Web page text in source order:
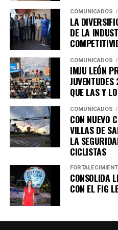
fortalezcan la economía de
cultural continúe siendo
de León.
COMUNICADOS
LA
DE LA
COMUNICADOS
IMJU LEÓN
QUE LAS Y
COMUNICADOS
CON NUEVO
VILLAS DE
LA
CICLISTAS
CONSOLIDA
CON EL FIG